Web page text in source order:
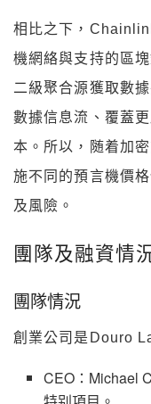
相比之下，
機網絡與支持的區
二級聚合源獲取數
數據信息流、覆蓋
本。所以，随着加
施不同的預言機價
及風險。
團隊及融資情
團隊情況
創業公司是Douro
CEO：Michael